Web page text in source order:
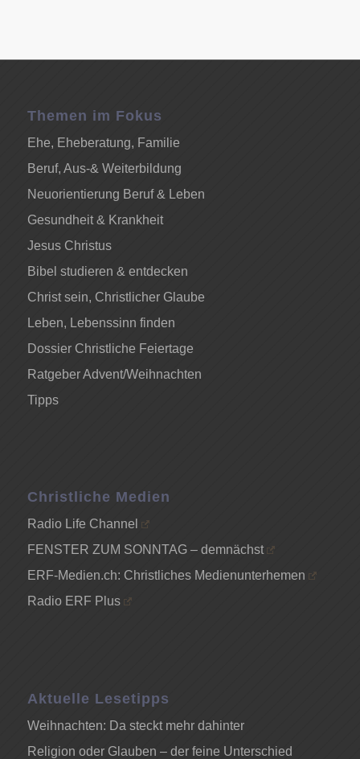
Themen im Fokus
Ehe, Eheberatung, Familie
Beruf, Aus-& Weiterbildung
Neuorientierung Beruf & Leben
Gesundheit & Krankheit
Jesus Christus
Bibel studieren & entdecken
Christ sein, Christlicher Glaube
Leben, Lebenssinn finden
Dossier Christliche Feiertage
Ratgeber Advent/Weihnachten
Tipps
Christliche Medien
Radio Life Channel
FENSTER ZUM SONNTAG – demnächst
ERF-Medien.ch: Christliches Medienunterhemen
Radio ERF Plus
Aktuelle Lesetipps
Weihnachten: Da steckt mehr dahinter
Religion oder Glauben – der feine Unterschied